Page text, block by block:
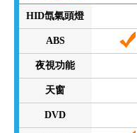
HID氙氣頭燈
ABS
夜視功能
天窗
DVD